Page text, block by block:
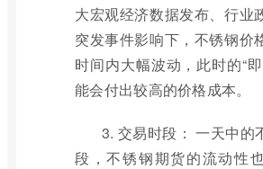
大宏观经济数据发布、行业
突发事件影响下，不锈钢价
时间内大幅波动，此时的“
能会付出较高的价格成本。
3. 交易时段： 一天中的
段，不锈钢期货的流动性